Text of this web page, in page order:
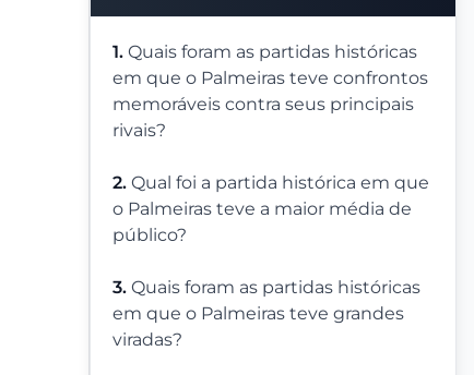
1. Quais foram as partidas históricas
em que o Palmeiras teve confrontos
memoráveis contra seus principais
rivais?
2. Qual foi a partida histórica em que
o Palmeiras teve a maior média de
público?
3. Quais foram as partidas históricas
em que o Palmeiras teve grandes
viradas?